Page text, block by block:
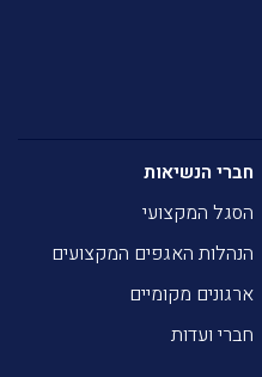
חברי הנשיאות
הסגל המקצועי
הנהלות האגפים המקצועים
ארגונים מקומיים
חברי ועדות